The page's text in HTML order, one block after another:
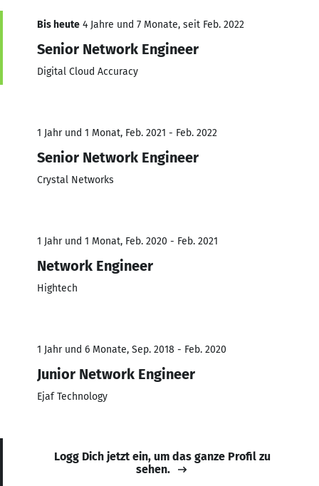
Bis heute 4 Jahre und 7 Monate, seit Feb. 2022
Senior Network Engineer
Digital Cloud Accuracy
1 Jahr und 1 Monat, Feb. 2021 - Feb. 2022
Senior Network Engineer
Crystal Networks
1 Jahr und 1 Monat, Feb. 2020 - Feb. 2021
Network Engineer
Hightech
1 Jahr und 6 Monate, Sep. 2018 - Feb. 2020
Junior Network Engineer
Ejaf Technology
Logg Dich jetzt ein, um das ganze Profil zu
sehen.